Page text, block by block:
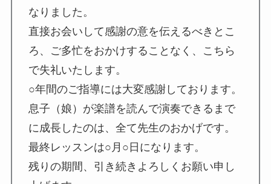
なりました。
直接お会いして感謝の意を伝えるべきとこ
ろ、ご多忙をおかけすることなく、こちら
で失礼いたします。
○年間のご指導には大変感謝しております。
息子（娘）が楽譜を読んで演奏できるまで
に成長したのは、全て先生のおかげです。
最終レッスンは○月○日になります。
残りの期間、引き続きよろしくお願い申し